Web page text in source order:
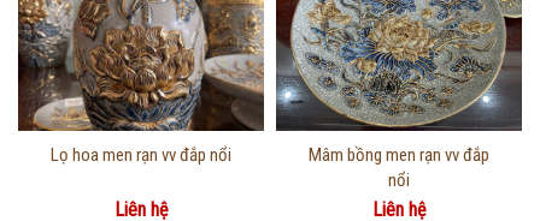
Thông tin chi tiết
Lọ hoa men rạn vv đắp nổi
Liên hệ
Thông tin chi tiết
Mâm bồng men rạn vv đắp
nổi
Liên hệ